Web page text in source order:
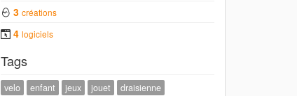
3 créations
4 logiciels
Tags
velo enfant jeux jouet draisienne